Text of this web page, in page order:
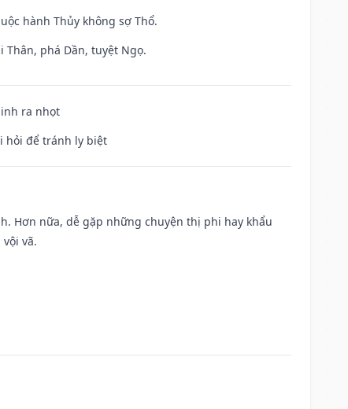
hành Thủy không sợ Thổ.
Thân, phá Dần, tuyệt Ngọ.
ra nhọt
hỏi để tránh ly biệt
Hơn nữa, dễ gặp những chuyện thị phi hay khẩu
vã.